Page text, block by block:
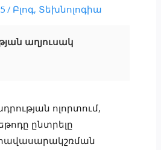
/ Բլոգ, Տեխնոլոգիա
աղյուսակ
ոլորտում,
ընտրելը